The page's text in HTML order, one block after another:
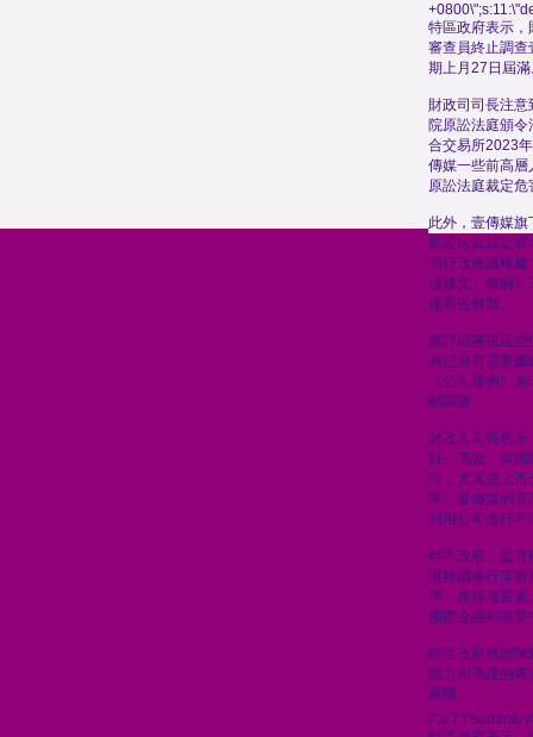
特區政府表示，
審查員終止調查
期上月27日屆
財政司司長注
院原訟法庭頒
合交易所2023
傳媒一些前高
原訟法庭裁定
此外，壹傳媒
原訟法庭裁定
同行政會議根
項條文）條例
後即告解散。
經詳細審視這些
為已沒有需要繼
《公司條例》
關調查。
財政司司長表
好、高效、與國
司，尤其是上市
準。壹傳媒的管
利用公司進行不
特區政府、監管
港持續奉行享譽
準，維持高質素
國際金融和商
特區政府感謝陳
能力和高度的專
厥職。